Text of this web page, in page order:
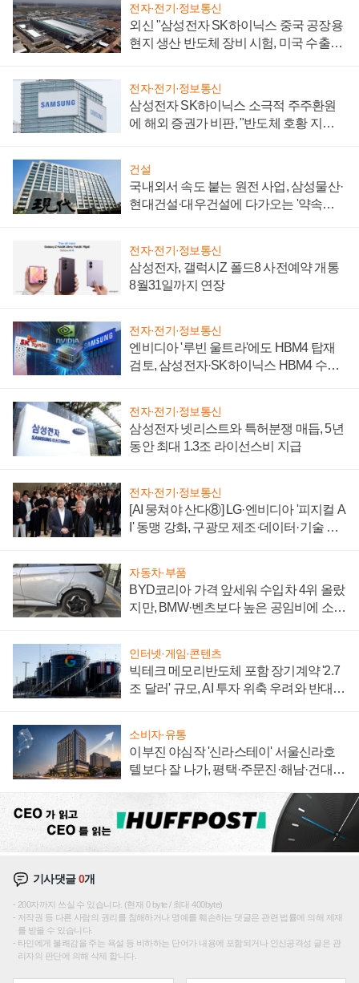
전자·전기·정보통신
외신 "삼성전자 SK하이닉스 중국 공장용
현지 생산 반도체 장비 시험, 미국 수출통
전자·전기·정보통신
삼성전자 SK하이닉스 소극적 주주환원
에 해외 증권가 비판, "반도체 호황 지속
건설
국내외서 속도 붙는 원전 사업, 삼성물산·
현대건설·대우건설에 다가오는 '약속의
전자·전기·정보통신
삼성전자, 갤럭시Z 폴드8 사전예약 개통
8월31일까지 연장
전자·전기·정보통신
엔비디아 '루빈 울트라'에도 HBM4 탑재
검토, 삼성전자·SK하이닉스 HBM4 수율
전자·전기·정보통신
삼성전자 넷리스트와 특허분쟁 매듭, 5년
동안 최대 1.3조 라이선스비 지급
전자·전기·정보통신
[AI 뭉쳐야 산다⑧] LG·엔비디아 '피지컬 A
I' 동맹 강화, 구광모 제조·데이터·기술 결
자동차·부품
BYD코리아 가격 앞세워 수입차 4위 올랐
지만, BMW·벤츠보다 높은 공임비에 소비
인터넷·게임·콘텐츠
빅테크 메모리반도체 포함 장기계약 '2.7
조 달러' 규모, AI 투자 위축 우려와 반대
소비자·유통
이부진 야심작 '신라스테이' 서울신라호
텔보다 잘 나가, 평택·주문진·해남·건대로
기사댓글0개
200자까지 쓰실 수 있습니다. (현재 0 byte / 최대 400byte)
저작권 등 다른 사람의 권리를 침해하거나 명예를 훼손하는 댓글은 관련 법률에 의해 제재
를 받을 수 있습니다.
타인에게 불쾌감을 주는 욕설 등 비하하는 단어가 내용에 포함되거나 인신공격성 글은 관
리자의 판단에 의해 삭제 합니다.